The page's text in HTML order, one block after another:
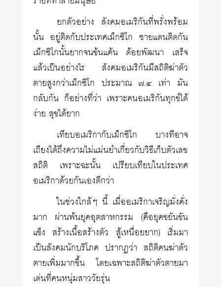
ยกตัวอย่าง สังคมอเมริกันที่พรั่งพร้อม
นั้น อยู่ติดกับประเทศเม็กซิโก ชายแดนติดกัน
เม็กซิโกนั้นยากจนข้นแค้น ด้อยพัฒนา เสร็จ
แล้วเป็นอย่างไร สังคมอเมริกันมีสถิติฆ่าตัว
ตายสูงกว่าเม็กซิโก ประมาณ ๗.๔ เท่า มัน
กลับกัน ก็อย่างที่ว่า เพราะคนอเมริกันทุกข์ได้
ง่าย สุขได้ยาก
เทียบอเมริกากับเม็กซิโก บางทีอาจ
เถียงได้ถึงความไม่แม่นยำเกี่ยวกับวิธีเก็บตัวเลข
สถิติ เพราะฉะนั้น เปรียบเทียบในประเทศ
อเมริกาด้วยกันเองดีกว่า
ในช่วงใกล้ๆ นี้ เมื่ออเมริกาเจริญมั่งคั่ง
มาก ผ่านพ้นยุคอุตสาหกรรม (คือยุคขยันขัน
แข็ง สร้างเนื้อสร้างตัว สู้เหนื่อยยาก) เริ่มมา
เป็นสังคมนักบริโภค ปรากฏว่า สถิติคนฆ่าตัว
ตายเพิ่มมากขึ้น โดยเฉพาะสถิติฆ่าตัวตายมา
เด่นที่คนหนุ่มสาววัยรุ่น